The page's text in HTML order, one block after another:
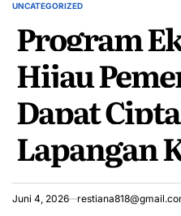
POSTED
UNCATEGORIZED
Program
Hijau
Dapat
Lapangan
Juni 4, 2026